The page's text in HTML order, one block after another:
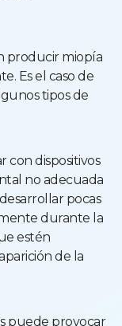
producir miopía
Es el caso de
tipos de
con dispositivos
no adecuada
pocas
durante la
estén
de la
puede provocar